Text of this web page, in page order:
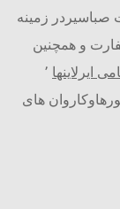
زمینه
و همچنین
ایرلاینها ٬
های